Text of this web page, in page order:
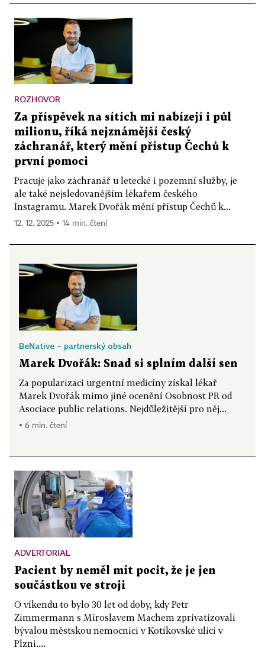
ROZHOVOR
Za příspěvek na sítích mi nabízejí i půl
milionu, říká nejznámější český
záchranář, který mění přístup Čechů k
první pomoci
Pracuje jako záchranář u letecké i pozemní služby, je
ale také nejsledovanějším lékařem českého
Instagramu. Marek Dvořák mění přístup Čechů k...
12. 12. 2025 ▪ 14 min. čtení
BeNative – partnerský obsah
Marek Dvořák: Snad si splním další sen
Za popularizaci urgentní medicíny získal lékař
Marek Dvořák mimo jiné ocenění Osobnost PR od
Asociace public relations. Nejdůležitější pro něj...
▪ 6 min. čtení
ADVERTORIAL
Pacient by neměl mít pocit, že je jen
součástkou ve stroji
O víkendu to bylo 30 let od doby, kdy Petr
Zimmermann s Miroslavem Machem zprivatizovali
bývalou městskou nemocnici v Kotíkovské ulici v
Plzni....